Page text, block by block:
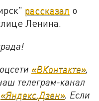
рассказал о
Ленина.
«ВКонтакте»,
телеграм-канал
«Яндекс.Дзен». Если